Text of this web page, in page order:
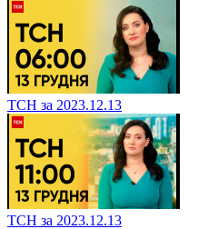
ТСН за 2023.12.13
ТСН за 2023.12.13